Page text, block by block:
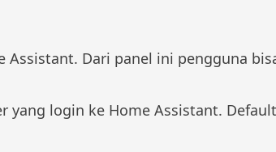
Dari panel ini pengguna
yang login ke Home Assistant.